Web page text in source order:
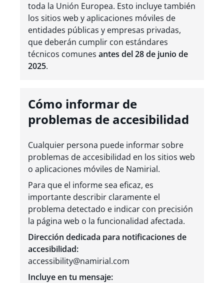
toda la Unión Europea. Esto incluye también
los sitios web y aplicaciones móviles de
entidades públicas y empresas privadas,
que deberán cumplir con estándares
técnicos comunes antes del 28 de junio de
2025.
Cómo informar de
problemas de accesibilidad
Cualquier persona puede informar sobre
problemas de accesibilidad en los sitios web
o aplicaciones móviles de Namirial.
Para que el informe sea eficaz, es
importante describir claramente el
problema detectado e indicar con precisión
la página web o la funcionalidad afectada.
Dirección dedicada para notificaciones de
accesibilidad:
accessibility@namirial.com
Incluye en tu mensaje: